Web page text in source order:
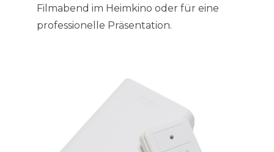
Filmabend im Heimkino oder für eine
professionelle Präsentation.